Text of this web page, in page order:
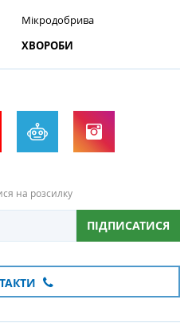
Мікродобрива
ХВОРОБИ
на розсилку
ПІДПИСАТИСЯ